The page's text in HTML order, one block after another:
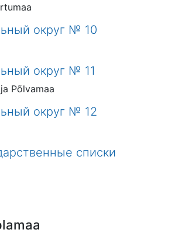
округ № 10
округ № 11
Põlvamaa
округ № 12
списки